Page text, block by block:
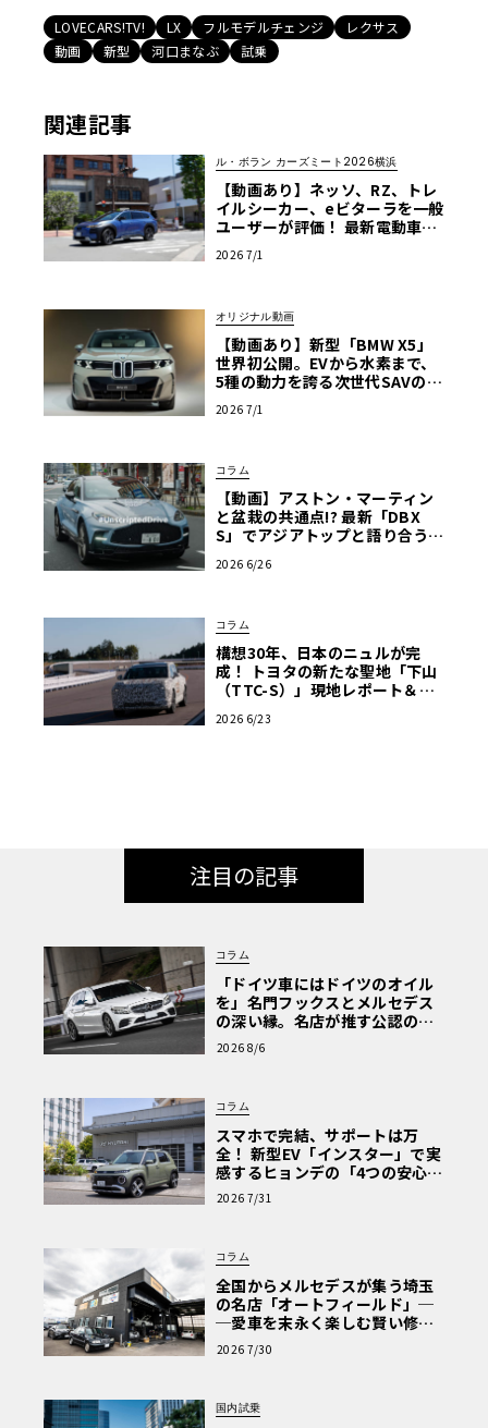
LOVECARS!TV! LX フルモデルチェンジ
レクサス
動画
新型 河口まなぶ 試乗
関連記事
ル・ボラン カーズミート2026横浜
【動画あり】ネッソ、RZ、トレ
イルシーカー、eビターラを一般
ユーザーが評価！ 最新電動車体
ーズミート2026横浜】
2026 7/1
オリジナル動画
【動画あり】新型「BMW X5」
世界初公開。EVから水素まで、
5種の動力を誇る次世代SAVの実
2026 7/1
コラム
【動画】アストン・マーティン
と盆栽の共通点!? 最新「DBX
S」でアジアトップと語り合う東
コベイワセテ 番外編】
2026 6/26
コラム
構想30年、日本のニュルが完
成！ トヨタの新たな聖地「下山
（TTC-S）」現地レポート＆新
2026 6/23
注目の記事
コラム
「ドイツ車にはドイツのオイル
を」名門フックスとメルセデス
の深い縁。名店が推す公認の安
心と、Cクラスで味わうシルキー
な走り〈PR〉
2026 8/6
コラム
スマホで完結、サポートは万
全！ 新型EV「インスター」で実
感するヒョンデの「4つの安心」
【第1回・ヒョンデ6つの疑問：
Why? Hyundai?】〈PR〉
2026 7/31
コラム
全国からメルセデスが集う埼玉
の名店「オートフィールド」─
─愛車を末永く楽しむ賢い修理
術と、プロがフックス製オイル
を選ぶ理由〈PR〉
2026 7/30
国内試乗